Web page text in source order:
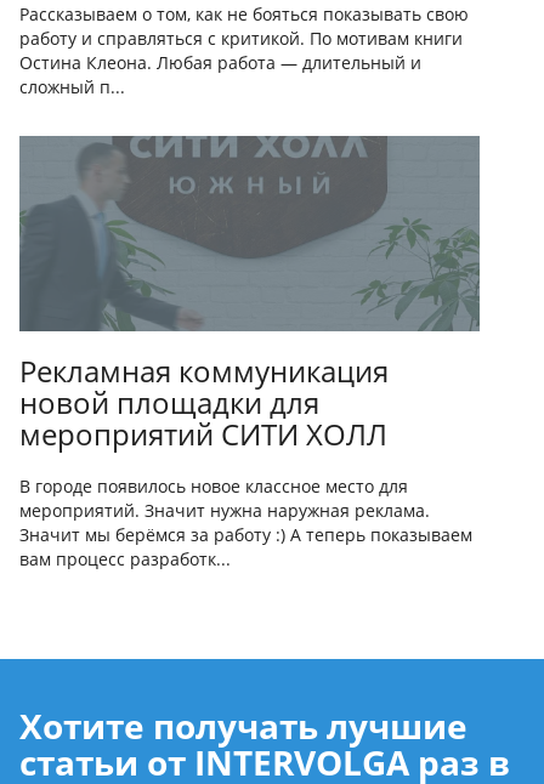
Рассказываем о том, как не бояться показывать свою
работу и справляться с критикой. По мотивам книги
Остина Клеона. Любая работа — длительный и
сложный п...
Рекламная коммуникация
новой площадки для
мероприятий СИТИ ХОЛЛ
В городе появилось новое классное место для
мероприятий. Значит нужна наружная реклама.
Значит мы берёмся за работу :) А теперь показываем
вам процесс разработк...
Хотите получать лучшие
статьи от INTERVOLGA раз в